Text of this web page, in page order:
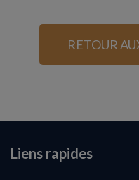
RETOUR
Liens rapides